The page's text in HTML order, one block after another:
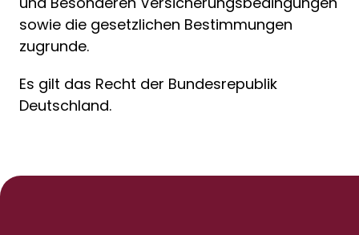
sowie die gesetzlichen Bestimmungen
zugrunde.
Es gilt das Recht der Bundesrepublik
Deutschland.